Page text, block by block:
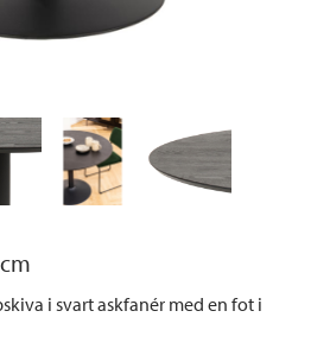
i svart askfanér med en fot i